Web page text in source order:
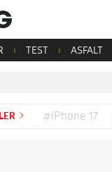
TEST ASFALT
#iPhone 17